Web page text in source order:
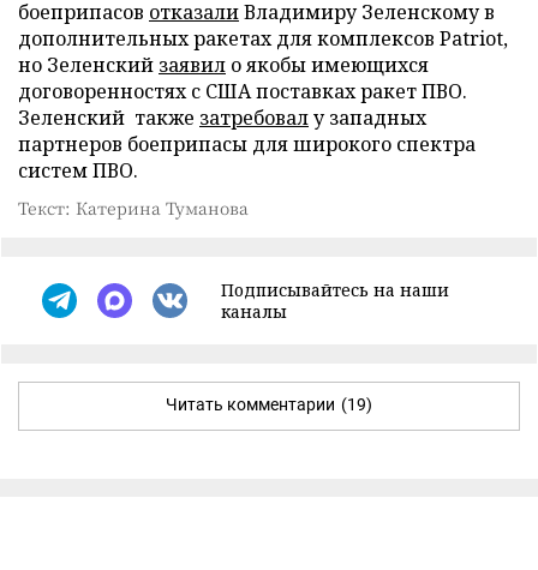
боеприпасов отказалиВладимиру Зеленскому в
дополнительных ракетах для комплексов Patriot,
но Зеленский заявил о якобы имеющихся
договоренностях с США поставках ракет ПВО.
Зеленский также затребовалу западных
партнеров боеприпасы для широкого спектра
систем ПВО.
Текст: Катерина Туманова
Подписывайтесь на наши
каналы
Читать комментарии (19)